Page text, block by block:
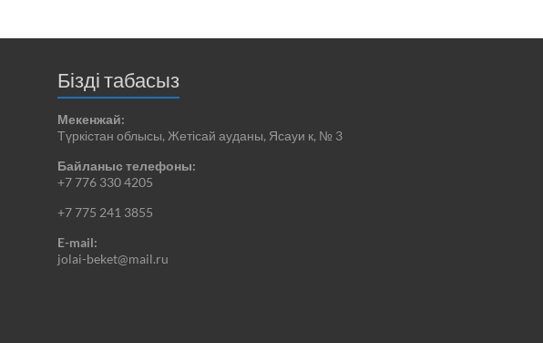
Бізді табасыз
Мекенжай:
Түркістан облысы, Жетісай ауданы, Ясауи к, № 3
Байланыс телефоны:
+7 776 330 4205
+7 775 241 3855
E-mail:
jolai-beket@mail.ru